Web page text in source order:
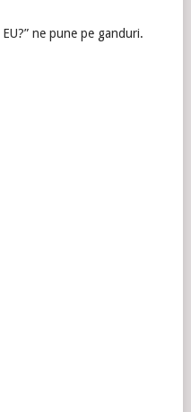
ne pune pe ganduri.